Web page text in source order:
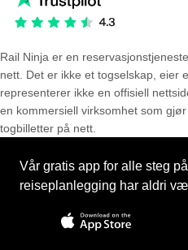
Rail Ninja er en
nett. Det er ikke et togselskap, eier
representerer ikke en offisiell
en kommersiell virksomhet som
togbilletter på nett.
Vår gratis app for alle steg
reiseplanlegging har aldri